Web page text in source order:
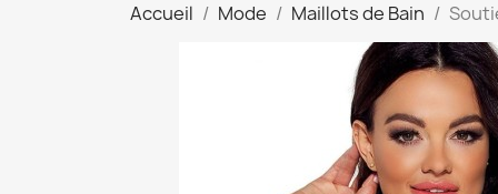
Accueil Mode Maillots de Bain